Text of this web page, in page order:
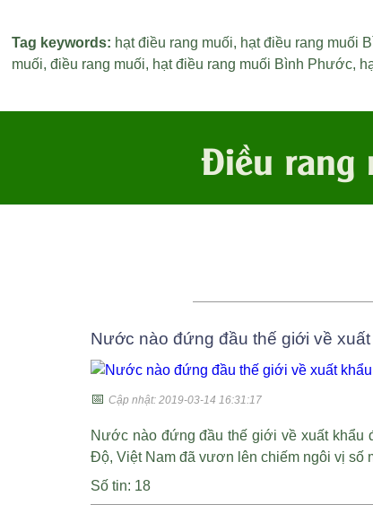
Tag keywords: hạt điều rang muối, hạt điều rang muối
muối,điều rang muối, hạt điều rang muối Bình Phước,
Điều rang
Nước nào đứng đầu thế giới về
📅 Cập nhật: 2019-03-14 16:31:17
Nước nào đứng đầu thế giới về xuất
Độ, Việt Nam đã vươn lên chiếm ngôi vị số
Số tin: 18